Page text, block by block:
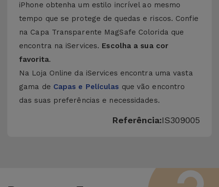
iPhone obtenha um estilo incrível ao mesmo
tempo que se protege de quedas e riscos. Confie
na Capa Transparente MagSafe Colorida que
encontra na iServices. Escolha a sua cor
favorita.
Na Loja Online da iServices encontra uma vasta
gama de Capas e Películas que vão encontro
das suas preferências e necessidades.
Referência:IS309005